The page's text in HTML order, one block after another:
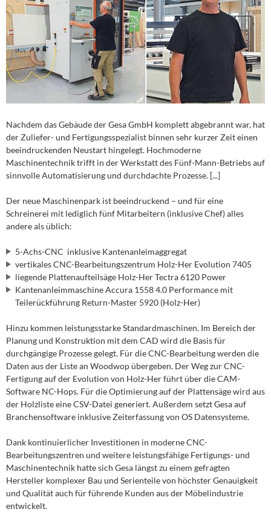
Nachdem das Gebäude der Gesa GmbH komplett abgebrannt war, hat
der Zuliefer- und Fertigungsspezialist binnen sehr kurzer Zeit einen
beeindruckenden Neustart hingelegt. Hochmoderne
Maschinentechnik trifft in der Werkstatt des Fünf-Mann-Betriebs auf
sinnvolle Automatisierung und durchdachte Prozesse. [...]
Der neue Maschinenpark ist beeindruckend – und für eine
Schreinerei mit lediglich fünf Mitarbeitern (inklusive Chef) alles
andere als üblich:
5-Achs-CNC inklusive Kantenanleimaggregat
vertikales CNC-Bearbeitungszentrum Holz-Her Evolution 7405
liegende Plattenaufteilsäge Holz-Her Tectra 6120 Power
Kantenanleimmaschine Accura 1558 4.0 Performance mit
Teilerückführung Return-Master 5920 (Holz-Her)
Hinzu kommen leistungsstarke Standardmaschinen. Im Bereich der
Planung und Konstruktion mit dem CAD wird die Basis für
durchgängige Prozesse gelegt. Für die CNC-Bearbeitung werden die
Daten aus der Liste an Woodwop übergeben. Der Weg zur CNC-
Fertigung auf der Evolution von Holz-Her führt über die CAM-
Software NC-Hops. Für die Optimierung auf der Plattensäge wird aus
der Holzliste eine CSV-Datei generiert. Außerdem setzt Gesa auf
Branchensoftware inklusive Zeiterfassung von OS Datensysteme.
Dank kontinuierlicher Investitionen in moderne CNC-
Bearbeitungszentren und weitere leistungsfähige Fertigungs- und
Maschinentechnik hatte sich Gesa längst zu einem gefragten
Hersteller komplexer Bau und Serienteile von höchster Genauigkeit
und Qualität auch für führende Kunden aus der Möbelindustrie
entwickelt.